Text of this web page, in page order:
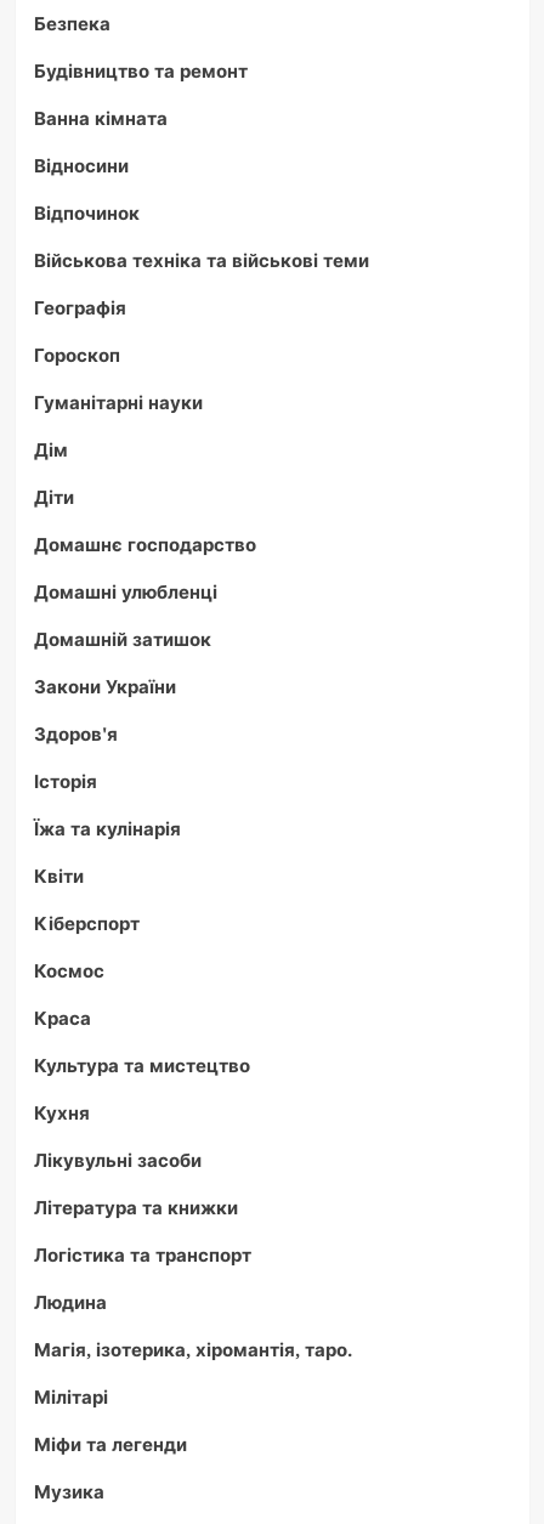
Безпека
Будівництво та ремонт
Ванна кімната
Відносини
Відпочинок
Військова техніка та військові теми
Географія
Гороскоп
Гуманітарні науки
Дім
Діти
Домашнє господарство
Домашні улюбленці
Домашній затишок
Закони України
Здоров'я
Історія
Їжа та кулінарія
Квіти
Кіберспорт
Космос
Краса
Культура та мистецтво
Кухня
Лікувульні засоби
Література та книжки
Логістика та транспорт
Людина
Магія, ізотерика, хіромантія, таро.
Мілітарі
Міфи та легенди
Музика